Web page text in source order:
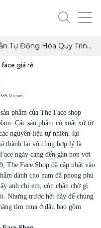
Tự Động Hóa Quy Trình
giá rẻ
335 Views
phẩm của The Face shop
Các sản phẩm có xuất xứ từ
nguyên liệu tự nhiên, lại
thành lại vô cùng hợp lý là
ngày càng đến gần hơn với
The Face Shop đã cập nhật vào
dành cho nam đã phong phú
anh chị em, còn chần chờ gì
Nhưng trước hết hãy để chúng
tìm mua ở đâu bao gồm